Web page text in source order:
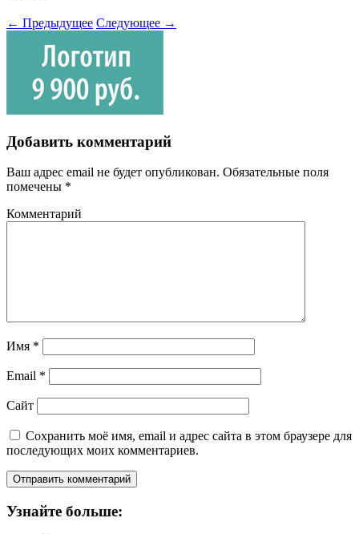
← Предыдущее Следующее →
Добавить комментарий
Ваш адрес email не будет опубликован. Обязательные поля
помечены *
Комментарий
Имя *
Email *
Сайт
Сохранить моё имя, email и адрес сайта в этом браузере для
последующих моих комментариев.
Узнайте больше: